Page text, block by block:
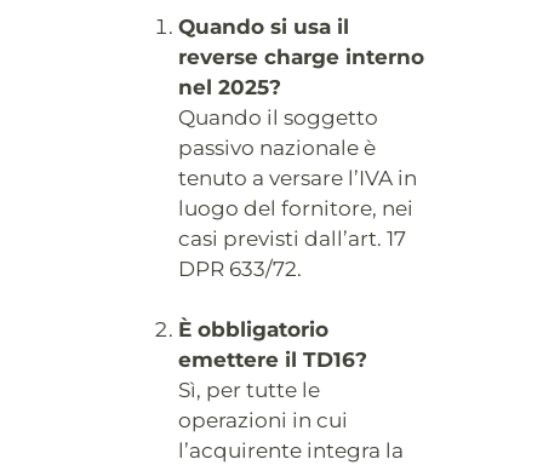
Quando si usa il
reverse charge interno
nel 2025?
Quando il soggetto
passivo nazionale è
tenuto a versare l’IVA in
luogo del fornitore, nei
casi previsti dall’art. 17
DPR 633/72.
È obbligatorio
emettere il TD16?
Sì, per tutte le
operazioni in cui
l’acquirente integra la